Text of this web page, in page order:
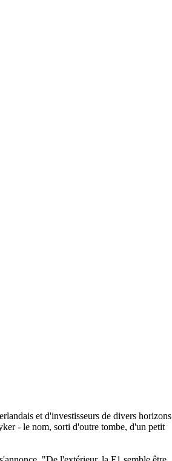
et d'investisseurs de divers horizons
- le nom, sorti d'outre tombe, d'un petit